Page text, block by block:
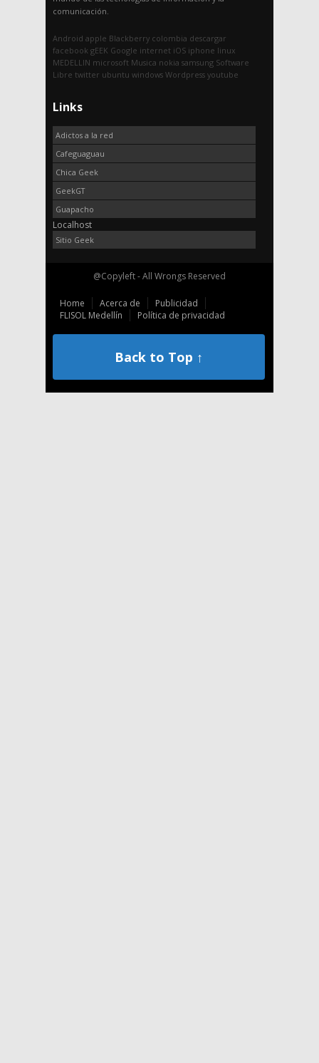
comunicación.
Android apple Blackberry colombia descargar
facebook gEEK Google internet iOS iphone linux
MEDELLIN microsoft Musica nokia samsung Software
Libre twitter ubuntu windows Wordpress youtube
Links
Adictos a la red
Cafeguaguau
Chica Geek
GeekGT
Guapacho
Localhost
Sitio Geek
@Copyleft - All Wrongs Reserved
Home Acerca de
Publicidad
FLISOL Medellín
Política de privacidad
Back to Top ↑